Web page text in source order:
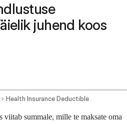
juhend koos
Health Insurance Deductible
viitab summale, mille te maksate oma